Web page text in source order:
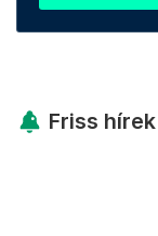
Friss hírek